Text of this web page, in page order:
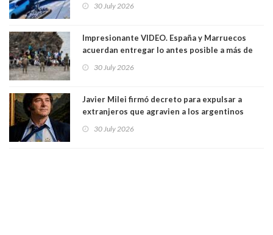
30 July 2026
Impresionante VIDEO. España y Marruecos
acuerdan entregar lo antes posible a más de
avalancha y de manera irregular a territorio
30 July 2026
Javier Milei firmó decreto para expulsar a
extranjeros que agravien a los argentinos
30 July 2026